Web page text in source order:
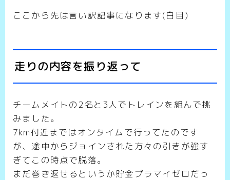
ここから先は言い訳記事になります(白目)
走りの内容を振り返って
チームメイトの2名と3人でトレインを組んで挑
みました。
7km付近まではオンタイムで行ってたのです
が、途中からジョインされた方々の引きが強す
ぎてこの時点で脱落。
まだ巻き返せるというか貯金プラマイゼロだっ